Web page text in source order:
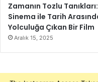
Zamanın Tozlu Tanıkları:
Sinema ile Tarih
Yolculuğa Çıkan Bir Film
Aralık 15, 2025